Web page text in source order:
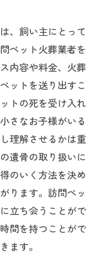
とその流れ
意義
う役割
する方法
の設計
夫
間
するための訪問
演出
る準備
、飼い主にとって
ペット火葬業者を
内容や料金、火葬
ットを送り出すこ
トの死を受け入れ
さなお子様がいる
理解させるかは重
遺骨の取り扱いに
のいく方法を決め
ります。訪問ペッ
立ち会うことがで
間を持つことがで
ます。